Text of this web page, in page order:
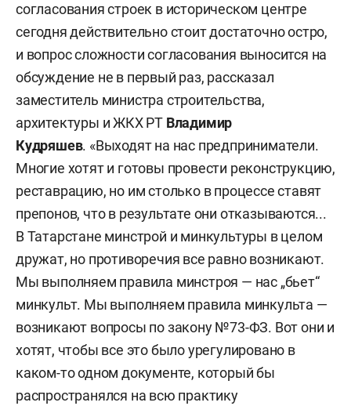
согласования строек в историческом центре
сегодня действительно стоит достаточно остро,
и вопрос сложности согласования выносится на
обсуждение не в первый раз, рассказал
заместитель министра строительства,
архитектуры и ЖКХ РТ Владимир
Кудряшев. «Выходят на нас предприниматели.
Многие хотят и готовы провести реконструкцию,
реставрацию, но им столько в процессе ставят
препонов, что в результате они отказываются...
В Татарстане минстрой и минкультуры в целом
дружат, но противоречия все равно возникают.
Мы выполняем правила минстроя — нас „бьет“
минкульт. Мы выполняем правила минкульта —
возникают вопросы по закону №73-ФЗ. Вот они и
хотят, чтобы все это было урегулировано в
каком-то одном документе, который бы
распространялся на всю практику